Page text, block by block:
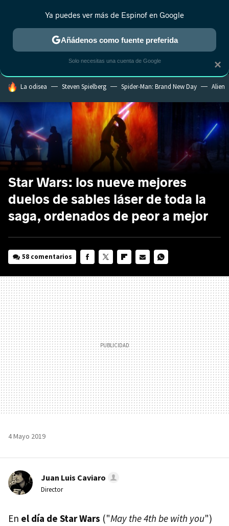
MENÚ NUEVO
ESTRENOS REALITY ANIME RANKINGS CINE
HOY SE HABLA DE
La odisea Steven Spielberg Spider-Man: Brand New Day Alien
Star Wars: los nueve mejores
duelos de sables láser de toda la
saga, ordenados de peor a mejor
58 comentarios
MAIL
4 Mayo 2019
Juan Luis Caviaro
Director
En el día de Star Wars ("May the 4th be with you")
×
Ya puedes ver más de Espinof en Google
Añádenos como fuente preferida
Solo necesitas una cuenta de Google